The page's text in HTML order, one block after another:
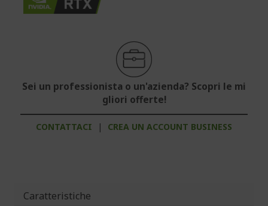
Sei un professionista o un'azienda? Scopri le mi
gliori offerte!
CONTATTACI | CREA UN ACCOUNT BUSINESS
Caratteristiche